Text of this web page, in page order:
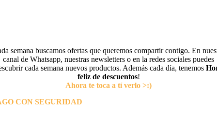
semana buscamos ofertas que queremos compartir contigo. En
canal de Whatsapp, nuestras newsletters o en la redes sociales puedes
cada semana nuevos productos. Además cada día, tenemos
feliz de descuentos!
Ahora te toca a tí verlo >:)
CON SEGURIDAD